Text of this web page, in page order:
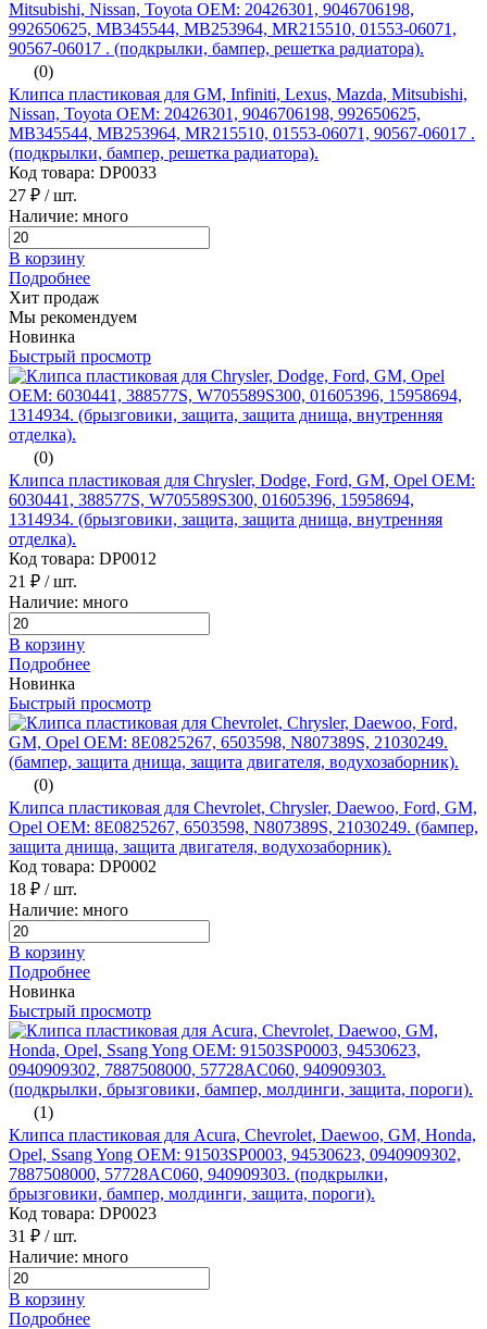
(0)
Клипса пластиковая для GM, Infiniti, Lexus, Mazda, Mitsubishi,
Nissan, Toyota ОЕМ: 20426301, 9046706198, 992650625,
MB345544, MB253964, MR215510, 01553-06071, 90567-06017 .
(подкрылки, бампер, решетка радиатора).
Код товара: DP0033
27 ₽ / шт.
Наличие: много
В корзину
Подробнее
Хит продаж
Мы рекомендуем
Новинка
Быстрый просмотр
(0)
Клипса пластиковая для Chrysler, Dodge, Ford, GM, Opel ОЕМ:
6030441, 388577S, W705589S300, 01605396, 15958694,
1314934. (брызговики, защита, защита днища, внутренняя
отделка).
Код товара: DP0012
21 ₽ / шт.
Наличие: много
В корзину
Подробнее
Новинка
Быстрый просмотр
(0)
Клипса пластиковая для Chevrolet, Chrysler, Daewoo, Ford, GM,
Opel ОЕМ: 8E0825267, 6503598, N807389S, 21030249. (бампер,
защита днища, защита двигателя, водухозаборник).
Код товара: DP0002
18 ₽ / шт.
Наличие: много
В корзину
Подробнее
Новинка
Быстрый просмотр
(1)
Клипса пластиковая для Acura, Chevrolet, Daewoo, GM, Honda,
Opel, Ssang Yong ОЕМ: 91503SP0003, 94530623, 0940909302,
7887508000, 57728AC060, 940909303. (подкрылки,
брызговики, бампер, молдинги, защита, пороги).
Код товара: DP0023
31 ₽ / шт.
Наличие: много
В корзину
Подробнее